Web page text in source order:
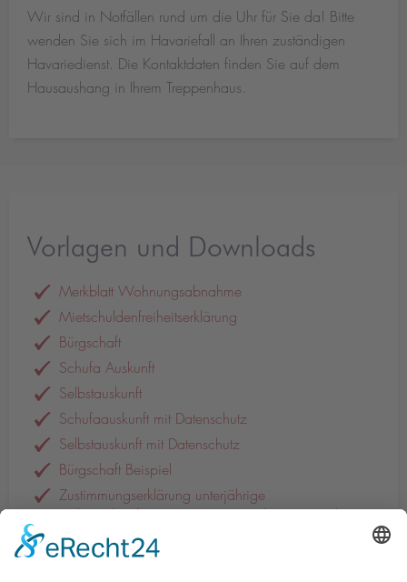
Wir sind in Notfällen rund um die Uhr für Sie da! Bitte
wenden Sie sich im Havariefall an Ihren zuständigen
Havariedienst. Die Kontaktdaten finden Sie auf dem
Hausaushang in Ihrem Treppenhaus.
Vorlagen und Downloads
Merkblatt Wohnungsabnahme
Mietschuldenfreiheitserklärung
Bürgschaft
Schufa Auskunft
Selbstauskunft
Schufaauskunft mit Datenschutz
Selbstauskunft mit Datenschutz
Bürgschaft Beispiel
Zustimmungserklärung unterjährige
Verbrauchsinformation (gem. Heizkostenverordnung)